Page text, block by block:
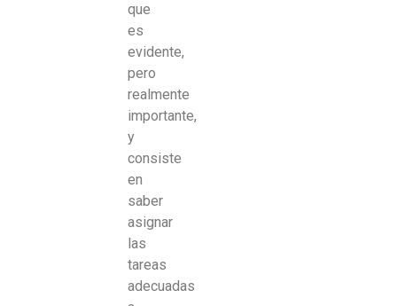
que
es
evidente,
pero
realmente
importante,
y
consiste
en
saber
asignar
las
tareas
adecuadas